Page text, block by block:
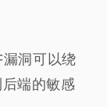
洞可以绕
端的敏感